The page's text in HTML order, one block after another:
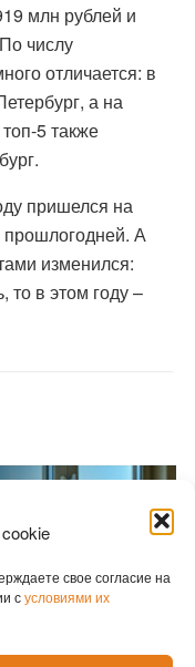
свое согласие на
сусловиями их
млн рублей и
числу
отличается: в
а на
5 также
пришелся на
прошлогодней. А
изменился:
то в этом году –